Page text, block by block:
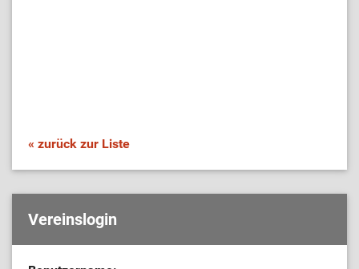
« zurück zur Liste
Vereinslogin